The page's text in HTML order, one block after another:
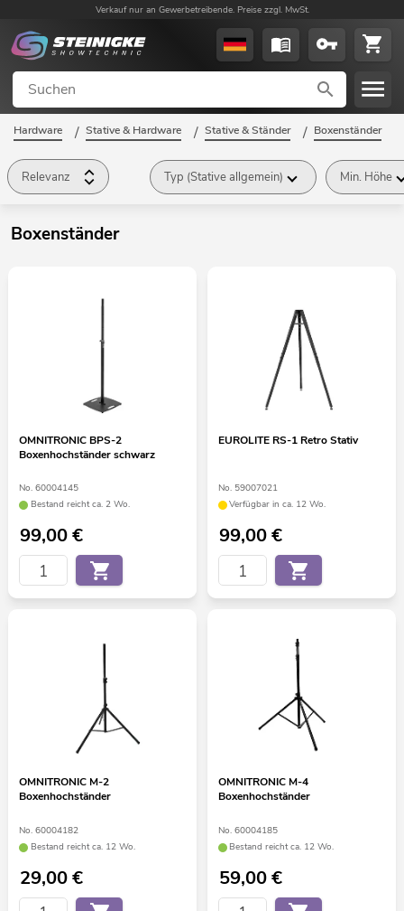
Verkauf nur an Gewerbetreibende. Preise zzgl. MwSt.
Hardware / Stative & Hardware / Stative & Ständer / Boxenständer
Relevanz Typ (Stative allgemein) Min. Höhe
Boxenständer
OMNITRONIC BPS-2
Boxenhochständer schwarz
No. 60004145
Bestand reicht ca. 2 Wo.
99,00€
EUROLITE RS-1 Retro Stativ
No. 59007021
Verfügbar in ca. 12 Wo.
99,00€
OMNITRONIC M-2
Boxenhochständer
No. 60004182
Bestand reicht ca. 12 Wo.
29,00€
OMNITRONIC M-4
Boxenhochständer
No. 60004185
Bestand reicht ca. 12 Wo.
59,00€